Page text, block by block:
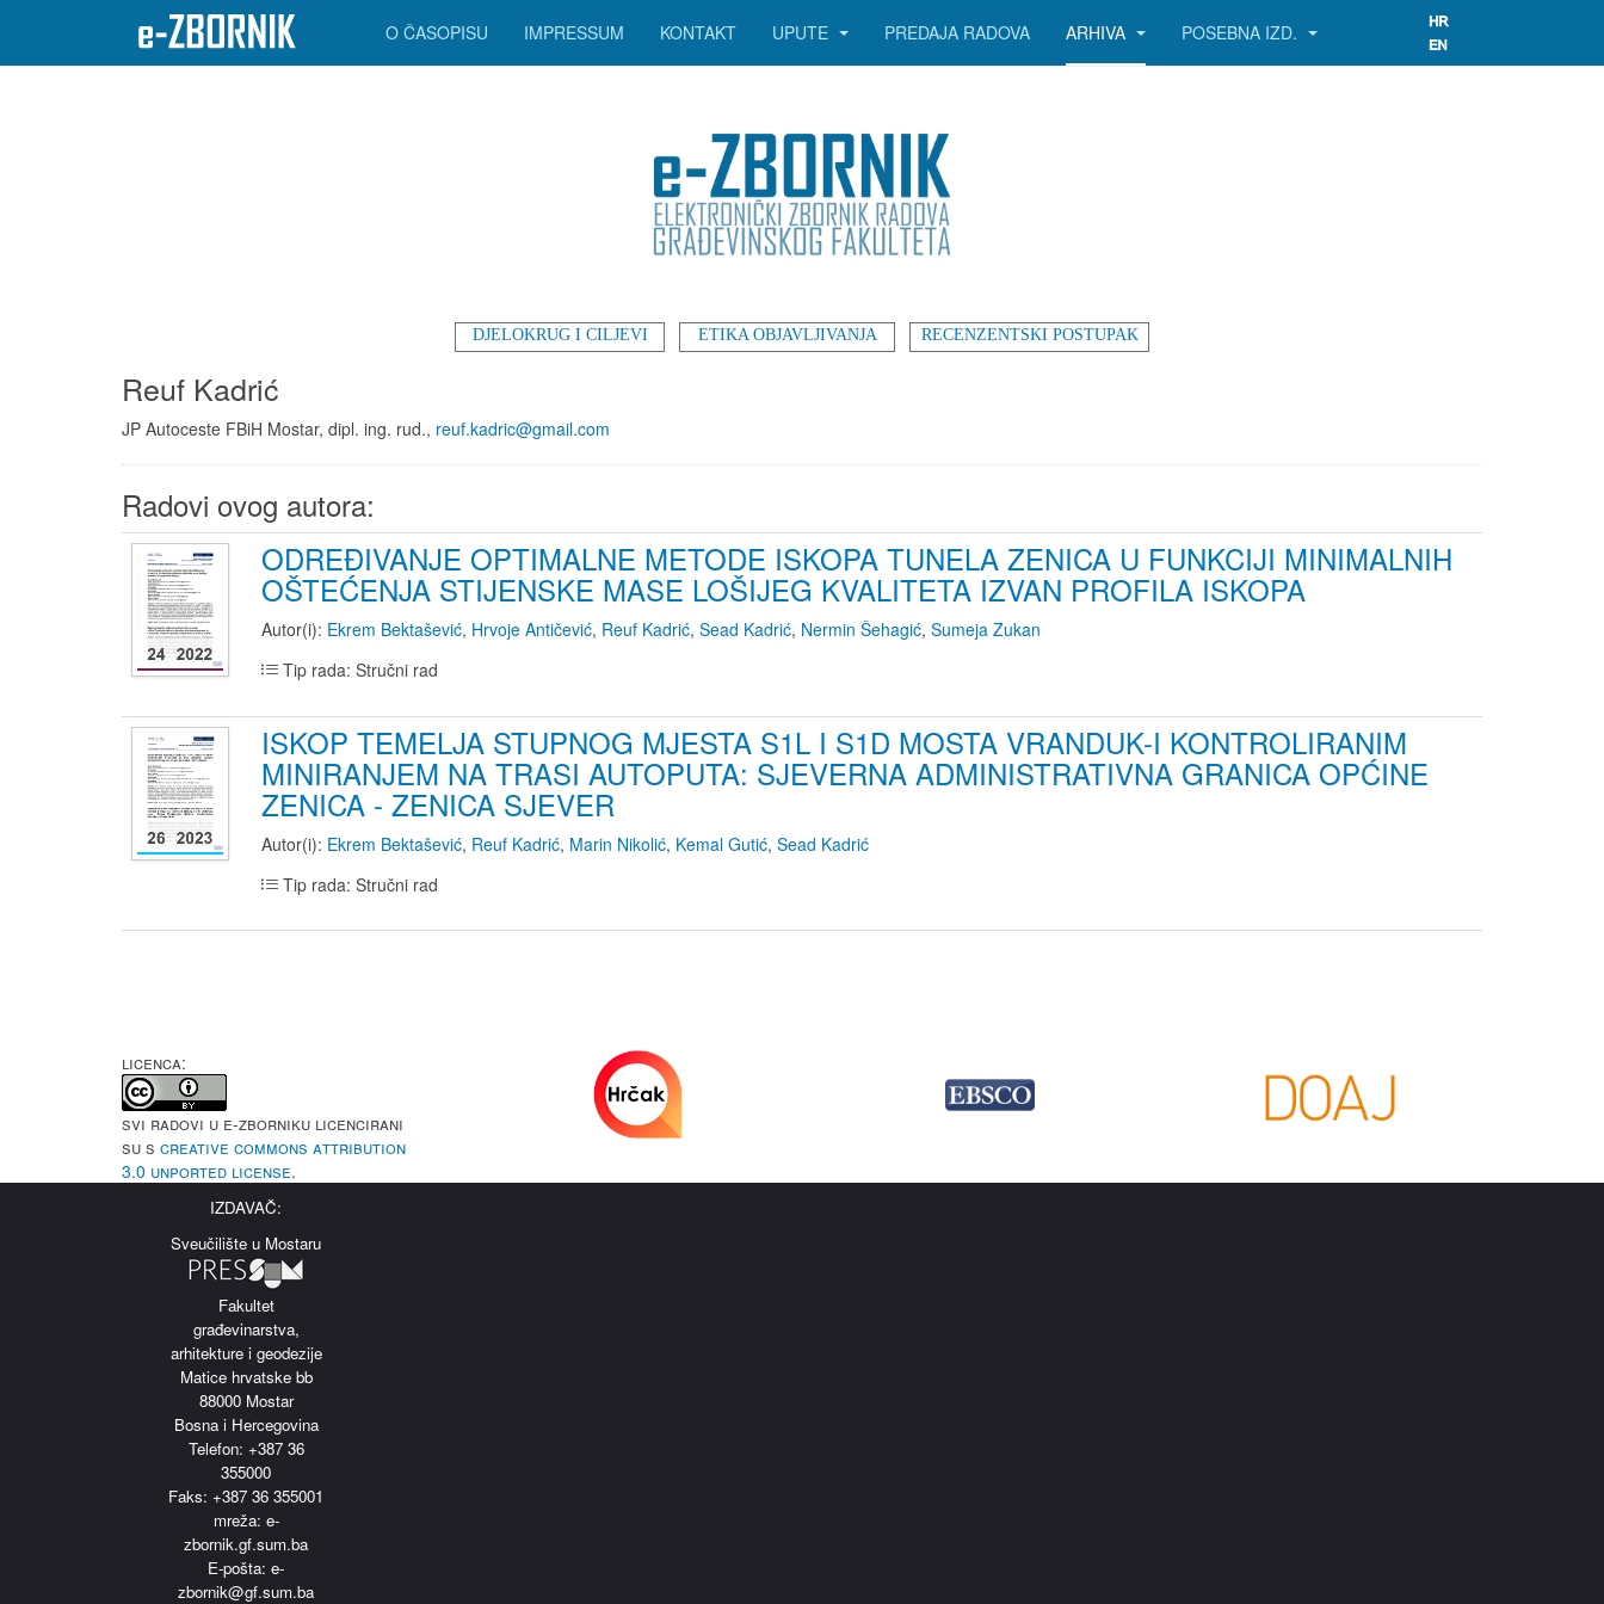
DJELOKRUG I CILJEVI ETIKA OBJAVLJIVANJA RECENZENTSKI POSTUPAK
O ČASOPISU IMPRESSUM KONTAKT UPUTE PREDAJA RADOVA ARHIVA POSEBNA IZD.
Reuf Kadrić
JP Autoceste FBiH Mostar, dipl. ing. rud., reuf.kadric@gmail.com
Radovi ovog autora:
ODREĐIVANJE OPTIMALNE METODE ISKOPA TUNELA ZENICA U FUNKCIJI MINIMALNIH
OŠTEĆENJA STIJENSKE MASE LOŠIJEG KVALITETA IZVAN PROFILA ISKOPA
Autor(i): Ekrem Bektašević, Hrvoje Antičević, Reuf Kadrić, Sead Kadrić, Nermin Šehagić, Sumeja Zukan
Tip rada: Stručni rad
ISKOP TEMELJA STUPNOG MJESTA S1L I S1D MOSTA VRANDUK-I KONTROLIRANIM
MINIRANJEM NA TRASI AUTOPUTA: SJEVERNA ADMINISTRATIVNA GRANICA OPĆINE
ZENICA - ZENICA SJEVER
Autor(i): Ekrem Bektašević, Reuf Kadrić, Marin Nikolić, Kemal Gutić, Sead Kadrić
Tip rada: Stručni rad
LICENCA:
Svi radovi u e-Zborniku licencirani
su s Creative Commons Attribution
3.0 Unported License.
IZDAVAČ:
Sveučilište u Mostaru
Fakultet
građevinarstva,
arhitekture i geodezije
Matice hrvatske bb
88000 Mostar
Bosna i Hercegovina
Telefon: +387 36
355000
Faks: +387 36 355001
mreža: e-
zbornik.gf.sum.ba
E-pošta: e-
zbornik@gf.sum.ba